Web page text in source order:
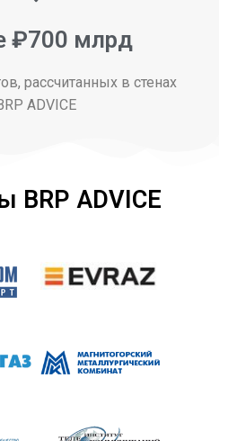
₽700 млрд
рассчитанных в стенах
ADVICE
BRP ADVICE